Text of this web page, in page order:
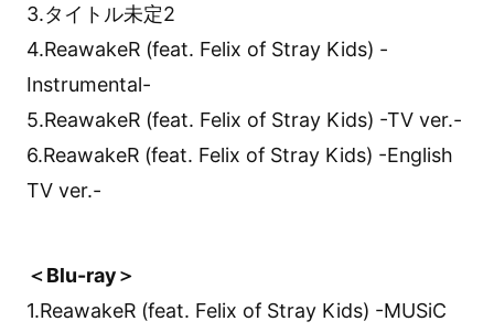
3.タイトル未定2
4.ReawakeR (feat. Felix of Stray Kids) -
Instrumental-
5.ReawakeR (feat. Felix of Stray Kids) -TV ver.-
6.ReawakeR (feat. Felix of Stray Kids) -English
TV ver.-
＜Blu-ray＞
1.ReawakeR (feat. Felix of Stray Kids) -MUSiC